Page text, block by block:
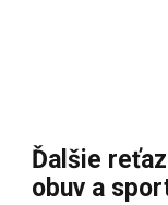
Ďalšie
obuv a